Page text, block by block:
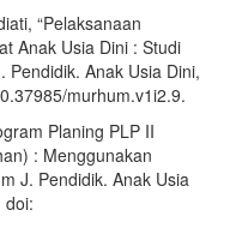
“Pelaksanaan
Anak Usia Dini : Studi
Pendidik. Anak Usia Dini,
murhum.v1i2.9.
Planing PLP II
: Menggunakan
J. Pendidik. Anak Usia
doi: